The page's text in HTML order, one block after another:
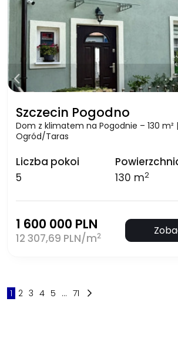
Szczecin Pogodno
Dom z klimatem na Pogodnie – 130 m² |
Ogród/Taras
Liczba pokoi
5
130 m2
1 600 000 PLN
12 307,69 PLN/m2
1 2 3 4 5 ... 71